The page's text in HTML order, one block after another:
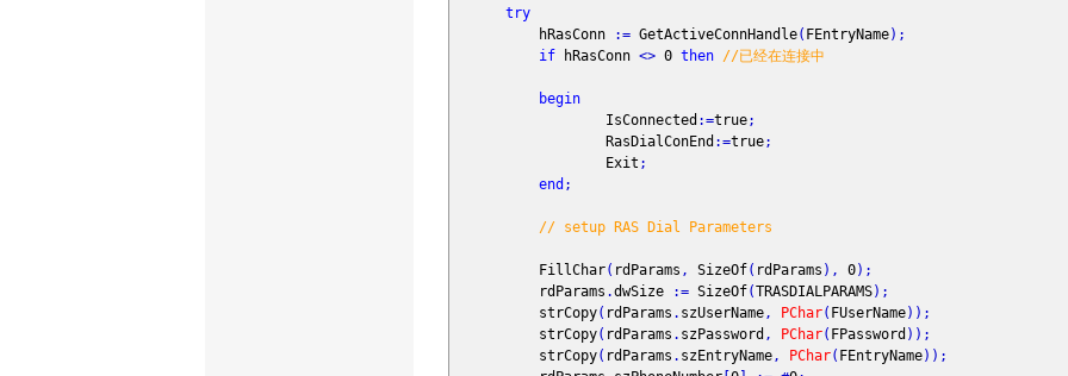
try
hRasConn
:= GetActiveConnHandle( FEntryName) ;
if hRasConn <> 0 then //已经在连接中
begin
IsConnected :=true;
RasDialConEnd :=true;
Exit ;
end ;
// setup RAS Dial Parameters
FillChar( rdParams , SizeOf( rdParams ) , 0) ;
rdParams .dwSize := SizeOf(TRASDIALPARAMS) ;
strCopy( rdParams . szUserName, PChar( FUserName) ) ;
strCopy( rdParams . szPassword , PChar( FPassword ) ) ;
strCopy( rdParams . szEntryName, PChar( FEntryName) ) ;